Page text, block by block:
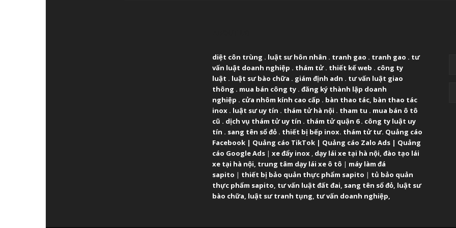
diệt côn trùng . luật sư hôn nhân . tranh gao . tranh gao . tư
vấn luật doanh nghiệp . thám tử. thiết kế web . công ty
luật . luật sư bào chữa . giám định adn . tư vấn luật giao
thông . mua bán công ty . đăng ký thành lập doanh
nghiệp . cửa nhôm kính cao cấp . bàn thao tác, bàn thao tác
inox . luật sư uy tín . thám tử hà nội . tham tu . mua bán ô tô
cũ . dịch vụ thám tử uy tín . thám tử quận 6. công ty luật uy
tín . sang tên sổ đỏ . thiết bị bếp inox. thám tử tư. Quảng cáo
Facebook | Quảng cáo TikTok | Quảng cáo Zalo Ads | Quảng
cáo Google Ads | xe đẩy inox , dạy lái xe tại hà nội, đào tạo lái
xe tại hà nội, trung tâm dạy lái xe ô tô | máy làm đá
sapito | thiết bị bảo quản thực phẩm sapito | tủ bảo quản
thực phẩm sapito, tư vấn luật đất đai, sang tên sổ đỏ, luật sư
bào chữa, luật sư tranh tụng, tư vấn doanh nghiệp,